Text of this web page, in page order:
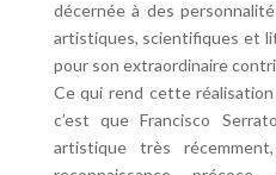
décernée à des
artistiques, scientifiques et
pour son extraordinaire
Ce qui rend cette réalisation
c’est que Francisco
artistique très